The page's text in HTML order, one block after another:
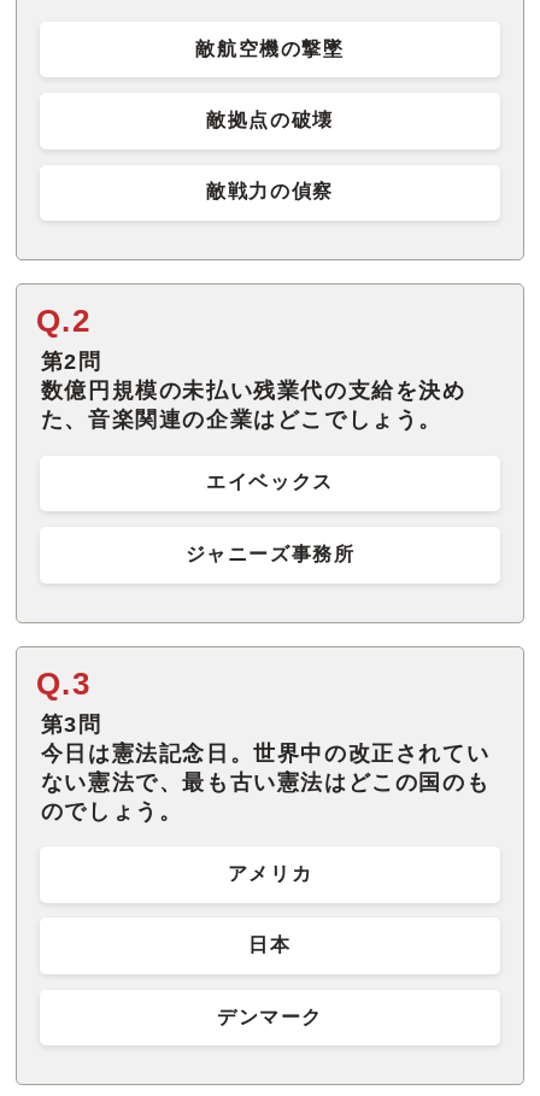
敵航空機の撃墜
敵拠点の破壊
敵戦力の偵察
Q.2
第2問
数億円規模の未払い残業代の支給を決め
た、音楽関連の企業はどこでしょう。
エイベックス
ジャニーズ事務所
Q.3
第3問
今日は憲法記念日。世界中の改正されてい
ない憲法で、最も古い憲法はどこの国のも
のでしょう。
アメリカ
日本
デンマーク